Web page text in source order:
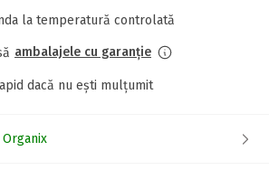
la temperatură controlată
ambalajele cu garanție
dacă nu ești mulțumit
Organix